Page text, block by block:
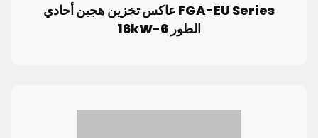
FGA-EU Series عاكس تخزين هجين أحادي
الطور 6-16kW